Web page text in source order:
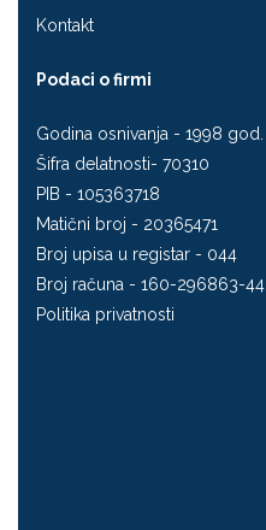
Kontakt
Podaci o firmi
Godina osnivanja - 1998 god.
Šifra delatnosti- 70310
PIB - 105363718
Matični broj - 20365471
Broj upisa u registar - 044
Broj računa - 160-296863-44
Politika privatnosti